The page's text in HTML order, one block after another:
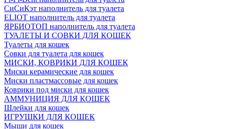
СиСиКэт наполнитель для туалета
ELIOT наполнитель для туалета
ЯРБИОТОП наполнитель для туалета
ТУАЛЕТЫ И СОВКИ ДЛЯ КОШЕК
Туалеты для кошек
Совки для туалета для кошек
МИСКИ, КОВРИКИ ДЛЯ КОШЕК
Миски керамические для кошек
Миски пластмассовые для кошек
Коврики под миски для кошек
АММУНИЦИЯ ДЛЯ КОШЕК
Шлейки для кошек
ИГРУШКИ ДЛЯ КОШЕК
Мыши для кошек